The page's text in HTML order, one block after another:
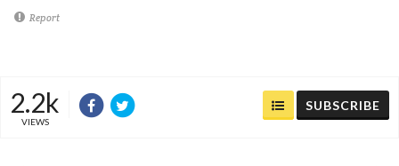
Report
2.2k
VIEWS
SUBSCRIBE